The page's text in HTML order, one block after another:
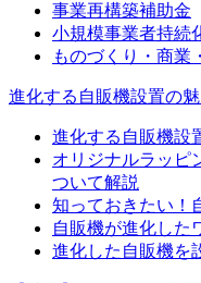
事業再構築補助金
小規模事業者持続
ものづくり・商業
進化する自販機設置の魅
進化する自販機設
オリジナルラッピ
ついて解説
知っておきたい！
自販機が進化した
進化した自販機を